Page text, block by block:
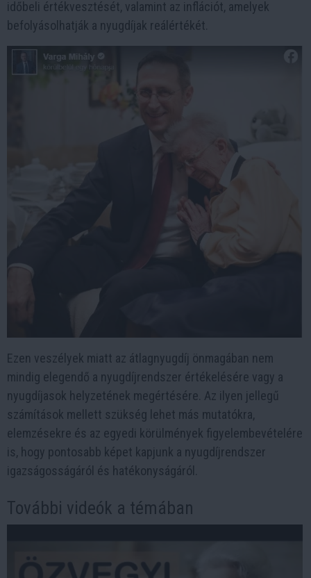
időbeli értékvesztését, valamint az inflációt, amelyek
befolyásolhatják a nyugdíjak reálértékét.
Ezen veszélyek miatt az átlagnyugdíj önmagában nem
mindig elegendő a nyugdíjrendszer értékelésére vagy a
nyugdíjasok helyzetének megértésére. Az ilyen jellegű
számítások mellett szükség lehet más mutatókra,
elemzésekre és az egyedi körülmények figyelembevételére
is, hogy pontosabb képet kapjunk a nyugdíjrendszer
igazságosságáról és hatékonyságáról.
További videók a témában